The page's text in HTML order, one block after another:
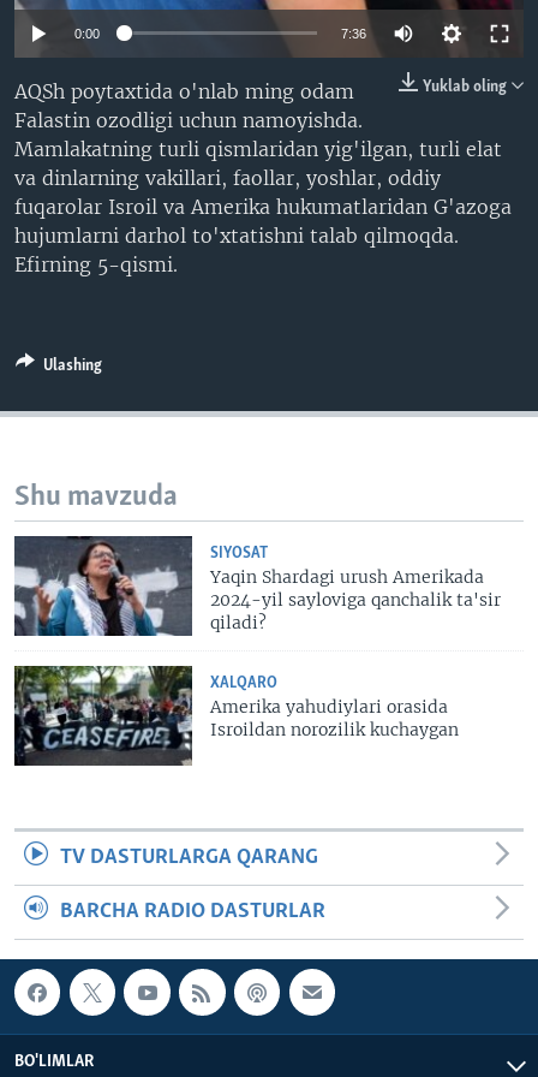
XABARLAR SURATLARDA
TELEGRAM
TWITTER
SOUNDCLOUD
VOA
0:00 7:36
Yuklab oling
AQSh poytaxtida o'nlab ming odam
Falastin ozodligi uchun namoyishda.
Mamlakatning turli qismlaridan yig'ilgan, turli elat
va dinlarning vakillari, faollar, yoshlar, oddiy
fuqarolar Isroil va Amerika hukumatlaridan G'azoga
hujumlarni darhol to'xtatishni talab qilmoqda.
Efirning 5-qismi.
Ulashing
Shu mavzuda
SIYOSAT
Yaqin Shardagi urush Amerikada
2024-yil sayloviga qanchalik ta'sir
qiladi?
XALQARO
Amerika yahudiylari orasida
Isroildan norozilik kuchaygan
TV DASTURLARGA QARANG
BARCHA RADIO DASTURLAR
BO'LIMLAR